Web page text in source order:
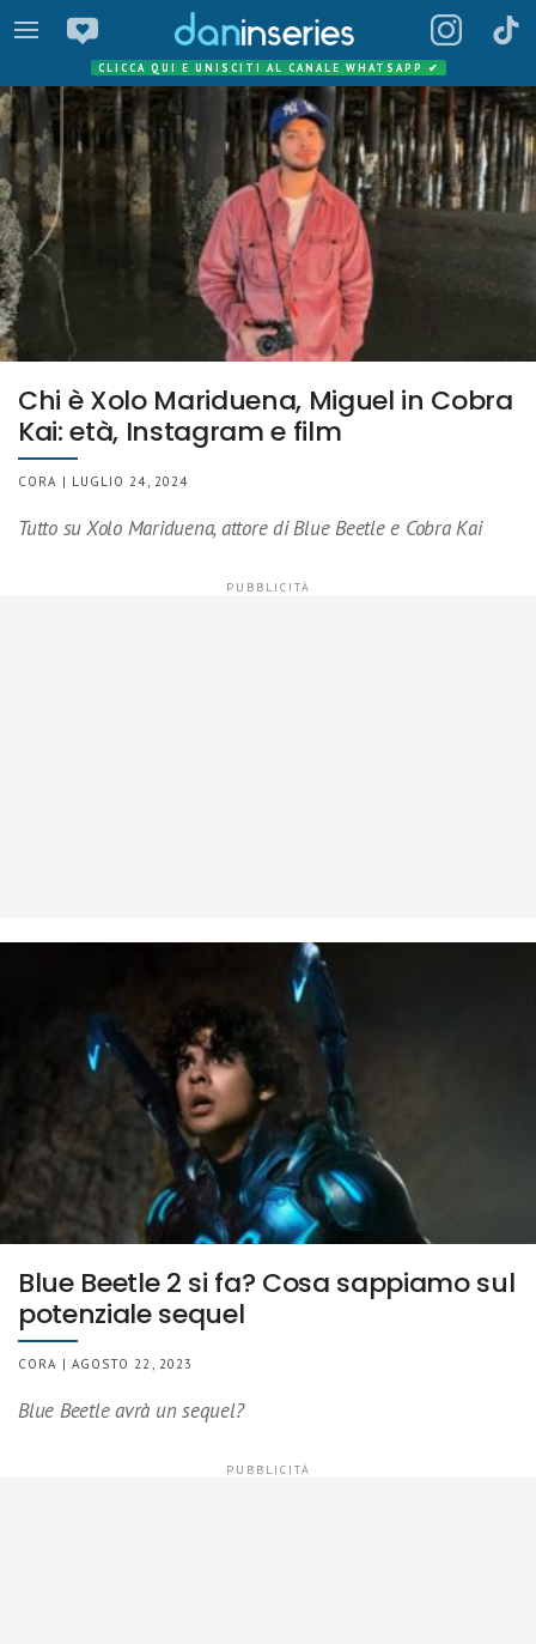
CLICCA QUI E UNISCITI AL CANALE WHATSAPP ✔
Chi è Xolo Mariduena, Miguel in Cobra
Kai: età, Instagram e film
CORA | LUGLIO 24, 2024
Tutto su Xolo Mariduena, attore di Blue Beetle e Cobra Kai
Blue Beetle 2 si fa? Cosa sappiamo sul
potenziale sequel
CORA | AGOSTO 22, 2023
Blue Beetle avrà un sequel?